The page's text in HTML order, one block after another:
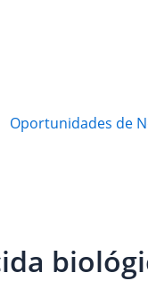
Oportunidades de